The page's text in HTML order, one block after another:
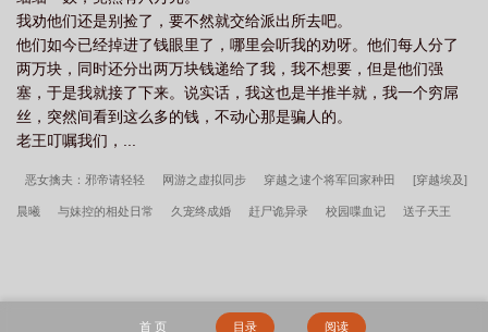
我劝他们还是别捡了，要不然就交给派出所去吧。
他们如今已经掉进了钱眼里了，哪里会听我的劝呀。他们每人分了
两万块，同时还分出两万块钱递给了我，我不想要，但是他们强
塞，于是我就接了下来。说实话，我这也是半推半就，我一个穷屌
丝，突然间看到这么多的钱，不动心那是骗人的。
老王叮嘱我们，...
恶女擒夫：邪帝请轻轻 网游之虚拟同步 穿越之逮个将军回家种田 [穿越埃及]
晨曦 与妹控的相处日常 久宠终成婚 赶尸诡异录 校园喋血记 送子天王
首 页 目录 阅读